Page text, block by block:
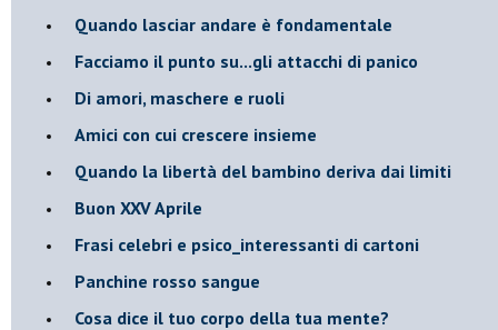
​Quando lasciar andare è fondamentale
Facciamo il punto su...gli attacchi di panico
Di amori, maschere e ruoli
​Amici con cui crescere insieme
​Quando la libertà del bambino deriva dai limiti
Buon XXV Aprile
​Frasi celebri e psico_interessanti di cartoni
​Panchine rosso sangue
​Cosa dice il tuo corpo della tua mente?